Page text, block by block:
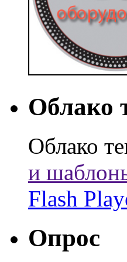
Облако
Облако
и
Flash
Опрос